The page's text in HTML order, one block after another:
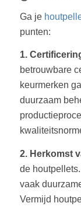
Ga je
punten:
1.
betrouwbare
keurmerken
duurzaam
2. Herkomst
de
vaak
Vermijd